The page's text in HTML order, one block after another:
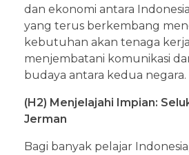
dan ekonomi antara
yang terus berkembang
kebutuhan akan tenaga
menjembatani komunikasi
budaya antara kedua negara.
(H2) Menjelajahi Impian:
Jerman
Bagi banyak pelajar